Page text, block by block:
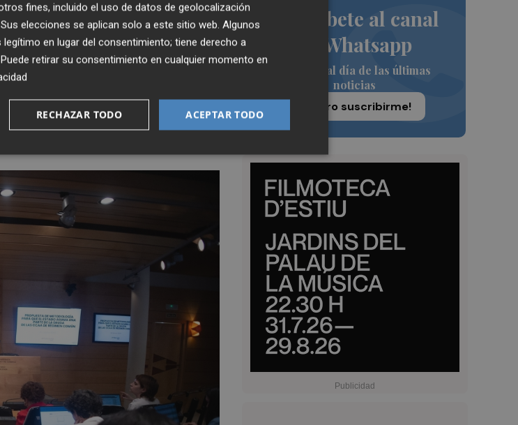
Suscríbete al canal
de Whatsapp
Siempre al día de las últimas
noticias
¡Quiero suscribirme!
repartido entre las CCAA según el
condonada sería de 60.232
régimen común. Sin embargo, esa
Valenciana supondría solo el
fines, incluido el uso de datos de geolocalización
elecciones se aplican solo a este sitio web. Algunos
en lugar del consentimiento; tiene derecho a
Puede retirar su consentimiento en cualquier momento en
ACEPTAR TODO
RECHAZAR TODO